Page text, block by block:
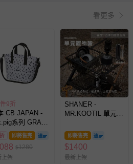
看更多
9折
CB JAPAN -
系列 GRAFF
保冷托特包-5L
即將售完
$1280
上架
SHANER -
MR.KOOTIL 單元置
即將售完
$1400
最新上架